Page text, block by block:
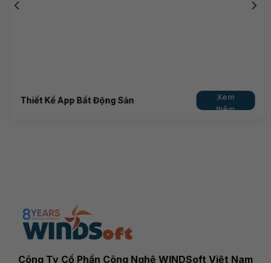
Thiết Kế App Bất Động Sản
Xem
thêm
Công Ty Cổ Phần Công Nghệ WINDSoft Việt Nam